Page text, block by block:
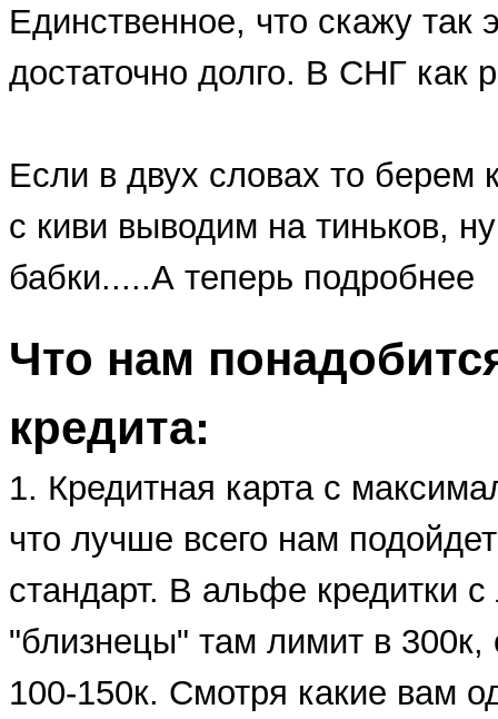
Единственное, что скажу
достаточно долго. В СНГ как
Если в двух словах то берем
с киви выводим на тиньков,
бабки.....А теперь подробнее
Что нам
кредита:
1. Кредитная карта с
что лучше всего нам
стандарт. В альфе кредитки
"близнецы" там лимит в
100-150к. Смотря какие вам